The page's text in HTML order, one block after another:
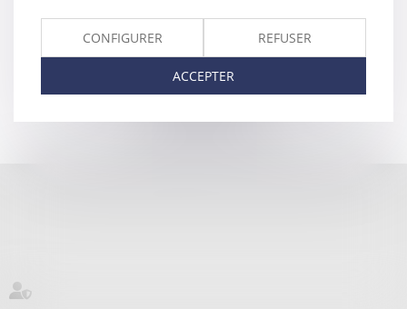
DECKER & ASSOCIES
14 rue Alexandre Fourtanier, 31000 TOULOUSE
Tél :05 61 21 96 84
CONFIGURER REFUSER
ACCEPTER